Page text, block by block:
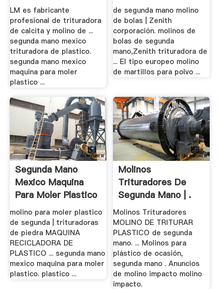
LM es fabricante
profesional de trituradora
de calcita y molino de ...
segunda mano mexico
trituradora de plastico.
segunda mano mexico
maquina para moler
plastico ...
de segunda mano molino
de bolas | Zenith
corporación. molinos de
bolas de segunda
mano,Zenith trituradora de
... El tipo europeo molino
de martillos para polvo ...
Segunda Mano
Mexico Maquina
Para Moler Plastico
molino para moler plastico
de segunda | trituradoras
de piedra MAQUINA
RECICLADORA DE
PLASTICO ... segunda mano
mexico maquina para moler
plastico. plastico ...
Molinos
Trituradores De
Segunda Mano | .
Molinos Trituradores
MOLINO DE TRITURAR
PLASTICO de segunda
mano. ... Molinos para
plástico de ocasión,
segunda mano . Anuncios
de molino impacto molino
impacto.